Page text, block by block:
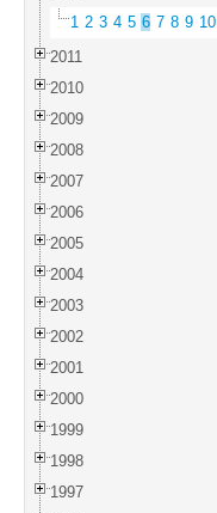
1 2 3 4 5 6 7 8 9 10
2011
2010
2009
2008
2007
2006
2005
2004
2003
2002
2001
2000
1999
1998
1997